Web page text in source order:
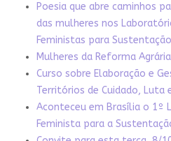
Poesia que abre caminhos
das mulheres nos
Feministas para
Mulheres da Reforma
Curso sobre Elaboração e
Territórios de Cuidado, Luta
Aconteceu em Brasília o 1º
Feminista para a